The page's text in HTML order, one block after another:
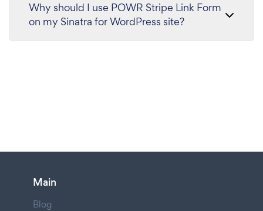
Why should I use POWR Stripe Link Form
on my Sinatra for WordPress site?
Main
Blog